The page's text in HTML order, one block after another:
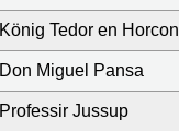
König Tedor en Horcon
Don Miguel Pansa
Professir Jussup